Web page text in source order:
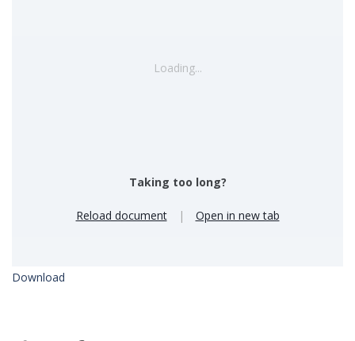
Loading...
Taking too long?
Reload document | Open in new tab
Download